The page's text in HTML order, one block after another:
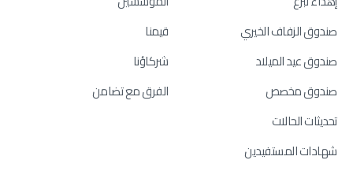
صندوق الزفاف الخيري
صندوق عيد الميلاد
صندوق مخصص
تحديثات الحالات
شهادات المستفيدين
قيمنا
شركاؤنا
الفرق مع تضامن